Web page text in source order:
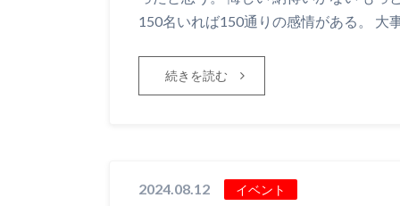
150名いれば150通りの感情がある。 大
続きを読む
2024.08.12 イベント